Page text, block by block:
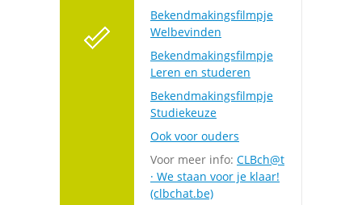
Bekendmakingsfilmpje
Welbevinden
Bekendmakingsfilmpje
Leren en studeren
Bekendmakingsfilmpje
Studiekeuze
Ook voor ouders
Voor meer info: CLBch@t
· We staan voor je klaar!
(clbchat.be)